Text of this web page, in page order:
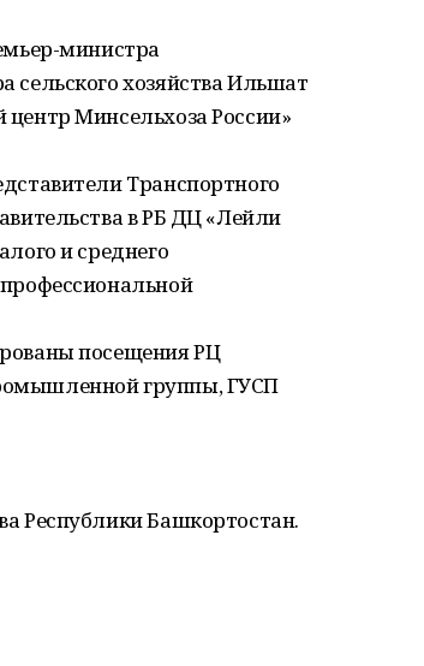
министра
сельского хозяйства Ильшат
Минсельхоза России»
Транспортного
в РБ ДЦ «Лейли
и среднего
посещения РЦ
группы, ГУСП
Республики Башкортостан.